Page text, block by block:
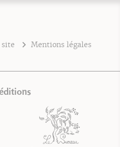
site
Mentions légales